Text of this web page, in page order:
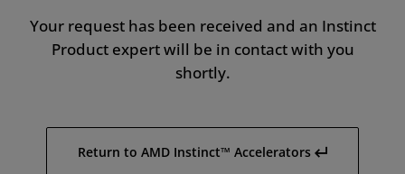
Your request has been received and an Instinct
Product expert will be in contact with you
shortly.
Return to AMD Instinct™ Accelerators